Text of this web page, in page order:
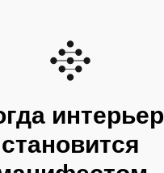
интерьер
становится